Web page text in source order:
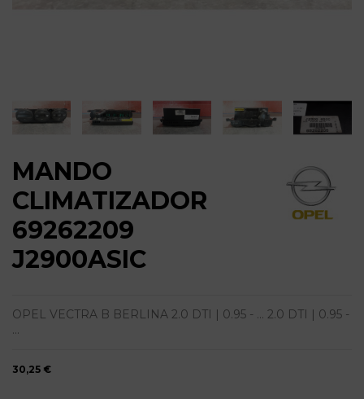
MANDO
CLIMATIZADOR
69262209
J2900ASIC
OPEL VECTRA B BERLINA 2.0 DTI | 0.95 - ... 2.0 DTI | 0.95 -
...
30,25 €